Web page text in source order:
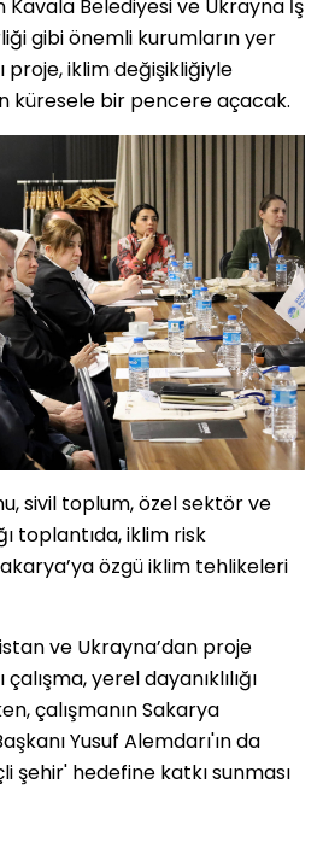
Kavala Belediyesi ve Ukrayna İş
gibi önemli kurumların yer
proje, iklim değişikliğiyle
küresele bir pencere açacak.
sivil toplum, özel sektör ve
toplantıda, iklim risk
özgü iklim tehlikeleri
ve Ukrayna’dan proje
yerel dayanıklılığı
çalışmanın Sakarya
Yusuf Alemdarı'ın da
şehir' hedefine katkı sunması